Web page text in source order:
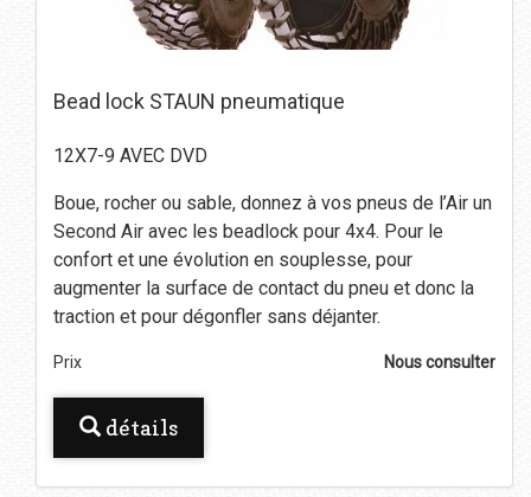
Bead lock STAUN pneumatique
12X7-9 AVEC DVD
Boue, rocher ou sable, donnez à vos pneus de l’Air un
Second Air avec les beadlock pour 4x4. Pour le
confort et une évolution en souplesse, pour
augmenter la surface de contact du pneu et donc la
traction et pour dégonfler sans déjanter.
Prix Nous consulter
détails